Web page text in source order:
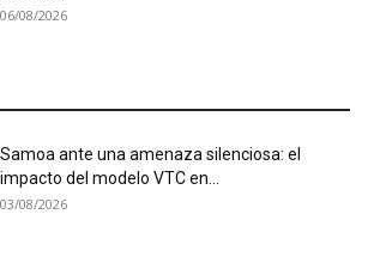
06/08/2026
Samoa ante una amenaza silenciosa: el
impacto del modelo VTC en...
03/08/2026